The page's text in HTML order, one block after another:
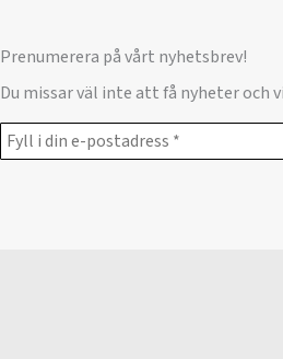
Prenumerera på vårt nyhetsbrev!
Du missar väl inte att få nyheter och